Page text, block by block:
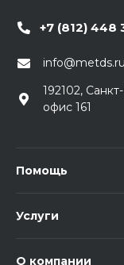
+7 (812) 448
info@metds.ru
192102,
офис 161
Помощь
Услуги
О компании